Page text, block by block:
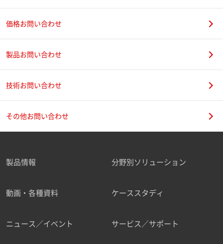
価格お問い合わせ
製品お問い合わせ
技術お問い合わせ
その他お問い合わせ
製品情報 分野別ソリューション
動画・各種資料 ケーススタディ
ニュース／イベント サービス／サポート